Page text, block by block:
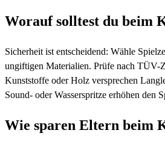
Worauf solltest du beim
Sicherheit ist entscheidend: Wähle
ungiftigen Materialien. Prüfe nach TÜV-
Kunststoffe oder Holz versprechen
Sound- oder Wasserspritze erhöhen den
Wie sparen Eltern beim